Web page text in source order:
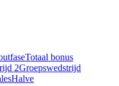
Totaal bonus
2Groepswedstrijd
Halve